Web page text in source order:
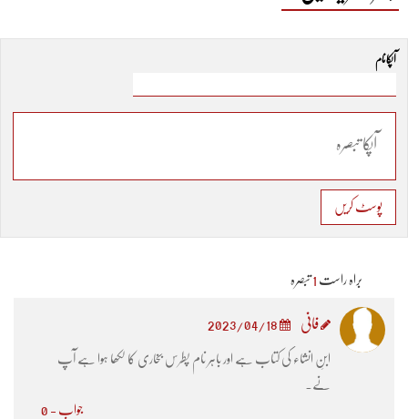
آپکا نام
پوسٹ کریں
براہ راست 1 تبصرہ
فانی 2023/04/18
ابنِ انشاء کی کتاب ہے اور باہر نام پطرس بخاری کا لکھا ہوا ہے آپ
نے۔
جواب - 0